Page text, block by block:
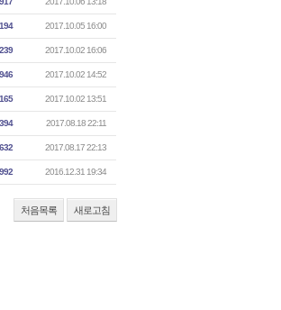
2017.10.05 16:00
2017.10.02 16:06
2017.10.02 14:52
2017.10.02 13:51
2017.08.18 22:11
2017.08.17 22:13
2016.12.31 19:34
처음목록 새로고침